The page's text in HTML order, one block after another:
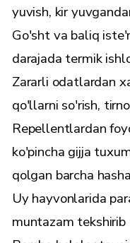
yuvish, kir
Go'sht va baliq
darajada termik
Zararli odatlardan
qo'llarni so'rish,
Repellentlardan
ko'pincha gijja
qolgan barcha
Uy hayvonlarida
muntazam tekshirib